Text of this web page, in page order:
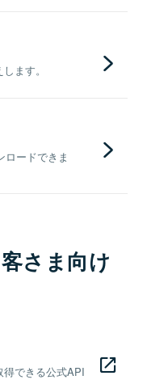
ます。
ロードできま
さま向け
できる公式API